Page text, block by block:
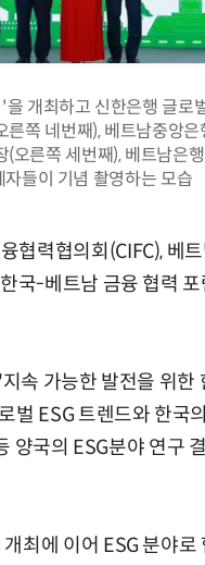
개최하고 신한은행 글로
쪽 네번째), 베트남중앙은
오른쪽 세번째), 베트남은
들이 기념 촬영하는 모습
협력협의회(CIFC), 베
국-베트남 금융 협력
속 가능한 발전을 위한
ESG 트렌드와 한국
국의 ESG분야 연구
최에 이어 ESG 분야로